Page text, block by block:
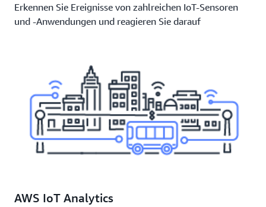
Erkennen Sie Ereignisse von zahlreichen IoT-Sensoren
und -Anwendungen und reagieren Sie darauf
AWS IoT Analytics